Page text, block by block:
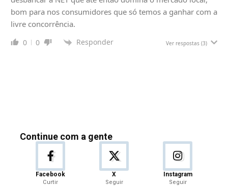
bom para nos consumidores que só temos a ganhar com a
livre concorrência.
0 0 Responder Ver respostas (3)
Continue com a gente
Facebook
Curtir
X
Seguir
Instagram
Seguir